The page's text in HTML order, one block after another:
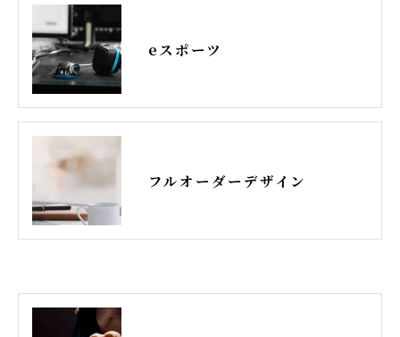
eスポーツ
フルオーダーデザイン